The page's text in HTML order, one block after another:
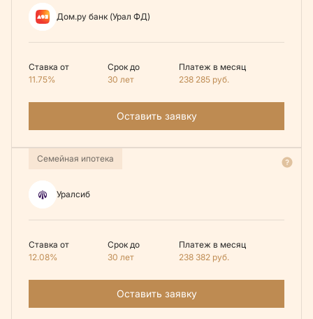
Дом.ру банк (Урал ФД)
Ставка от
11.75%
Срок до
30 лет
Платеж в месяц
238 285 руб.
Оставить заявку
Семейная ипотека
Уралсиб
Ставка от
12.08%
Срок до
30 лет
Платеж в месяц
238 382 руб.
Оставить заявку